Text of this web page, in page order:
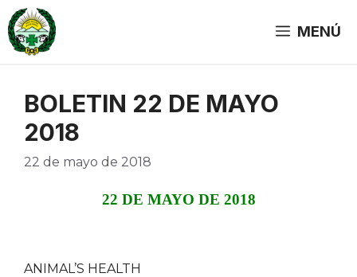
Saltar
al
contenido
MENÚ
BOLETIN 22 DE MAYO
2018
22 de mayo de 2018
22 DE MAYO DE 2018
ANIMAL’S HEALTH